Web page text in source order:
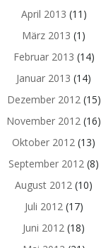
April 2013 (11)
März 2013 (1)
Februar 2013 (14)
Januar 2013 (14)
Dezember 2012 (15)
November 2012 (16)
Oktober 2012 (13)
September 2012 (8)
August 2012 (10)
Juli 2012 (17)
Juni 2012 (18)